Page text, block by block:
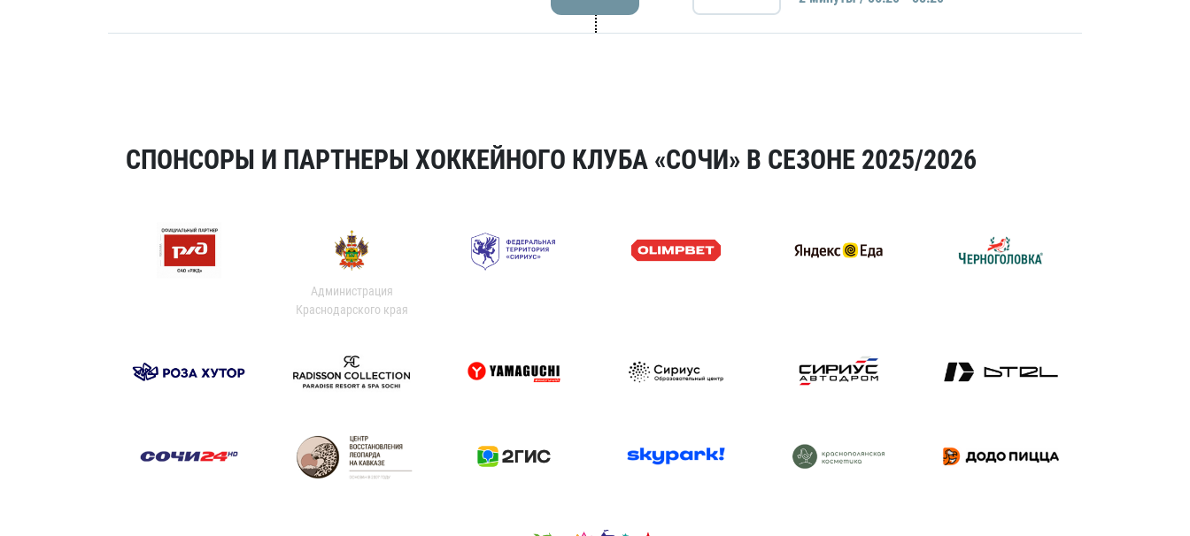
СПОНСОРЫ И ПАРТНЕРЫ ХОККЕЙНОГО КЛУБА «СОЧИ» В СЕЗОНЕ 2025/2026
Администрация
Краснодарского края